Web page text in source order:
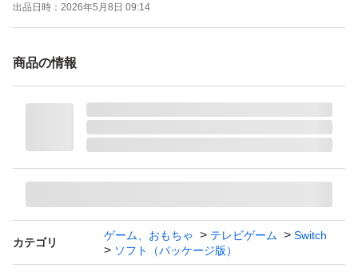
出品日時： 2026年5月8日 09:14
商品の情報
カテゴリ
ゲーム、おもちゃ テレビゲーム
Switch
ソフト（パッケージ版）